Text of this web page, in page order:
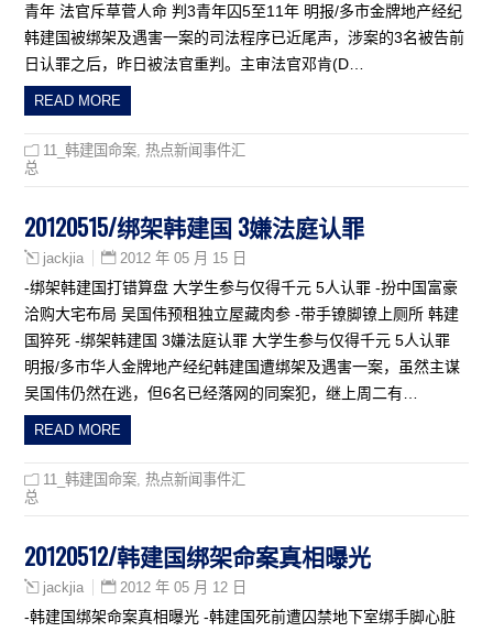
青年 法官斥草菅人命 判3青年囚5至11年 明报/多市金牌地产经纪
韩建国被绑架及遇害一案的司法程序已近尾声，涉案的3名被告前
日认罪之后，昨日被法官重判。主审法官邓肯(D…
READ MORE
11_韩建国命案 ,热点新闻事件汇
总
20120515/绑架韩建国 3嫌法庭认罪
jackjia 2012 年 05 月 15 日
-绑架韩建国打错算盘 大学生参与仅得千元 5人认罪 -扮中国富豪
洽购大宅布局 吴国伟预租独立屋藏肉参 -带手镣脚镣上厕所 韩建
国猝死 -绑架韩建国 3嫌法庭认罪 大学生参与仅得千元 5人认罪
明报/多市华人金牌地产经纪韩建国遭绑架及遇害一案，虽然主谋
吴国伟仍然在逃，但6名已经落网的同案犯，继上周二有…
READ MORE
11_韩建国命案 ,热点新闻事件汇
总
20120512/韩建国绑架命案真相曝光
jackjia 2012 年 05 月 12 日
-韩建国绑架命案真相曝光 -韩建国死前遭囚禁地下室绑手脚心脏